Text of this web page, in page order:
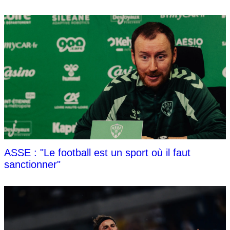
ASSE : "Le football est un sport où il faut
sanctionner"